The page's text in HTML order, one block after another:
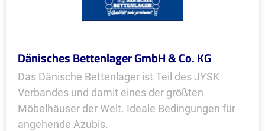
Dänisches Bettenlager GmbH & Co. KG
Das Dänische Bettenlager ist Teil des JYSK
Verbandes und damit eines der größten
Möbelhäuser der Welt. Ideale Bedingungen für
angehende Azubis.